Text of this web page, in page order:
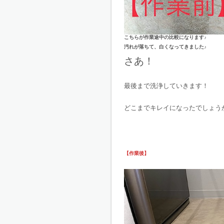
こちらが作業途中の比較になります♪
汚れが落ちて、白くなってきました♪
さあ！
最後まで洗浄していきます！
どこまでキレイになったでしょう
【作業後】